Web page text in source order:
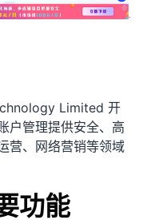
Limited 开
户管理提供安全、高
营、网络营销等领域
功能